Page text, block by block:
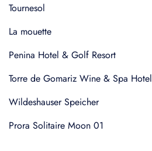
Tournesol
La mouette
Penina Hotel & Golf Resort
Torre de Gomariz Wine & Spa Hotel
Wildeshauser Speicher
Prora Solitaire Moon 01